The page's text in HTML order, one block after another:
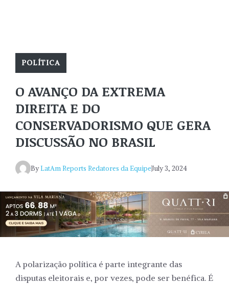
POLÍTICA
O AVANÇO DA EXTREMA
DIREITA E DO
CONSERVADORISMO QUE GERA
DISCUSSÃO NO BRASIL
ByLatAm Reports Redatores da EquipeJuly 3, 2024
A polarização política é parte integrante das
disputas eleitorais e, por vezes, pode ser benéfica. É